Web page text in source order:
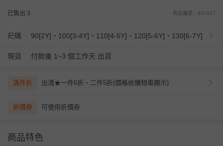
已售出 3 商品編號：937427
尺碼 90[2Y]、100[3-4Y]、110[4-5Y]、120[5-6Y]、130[6-7Y]
現貨 付款後 1~3 個工作天 出貨
滿件折 出清★一件6折、二件5折(價格依購物車顯示)
折價券 可使用折價券
商品特色